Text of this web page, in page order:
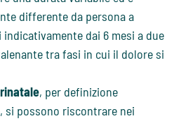
differente da persona a
dai 6 mesi a due
tra fasi in cui il dolore si
, per definizione
si possono riscontrare nei